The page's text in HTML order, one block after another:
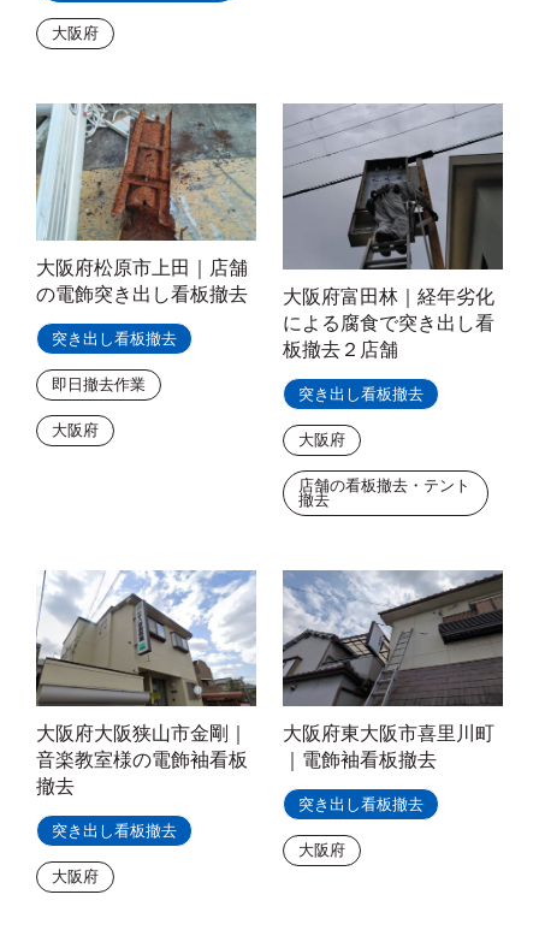
大阪府
大阪府松原市上田｜店舗
の電飾突き出し看板撤去
突き出し看板撤去
即日撤去作業
大阪府
大阪府富田林｜経年劣化
による腐食で突き出し看
板撤去２店舗
突き出し看板撤去
大阪府
店舗の看板撤去・テント
撤去
大阪府大阪狭山市金剛｜
音楽教室様の電飾袖看板
撤去
突き出し看板撤去
大阪府
大阪府東大阪市喜里川町
｜電飾袖看板撤去
突き出し看板撤去
大阪府